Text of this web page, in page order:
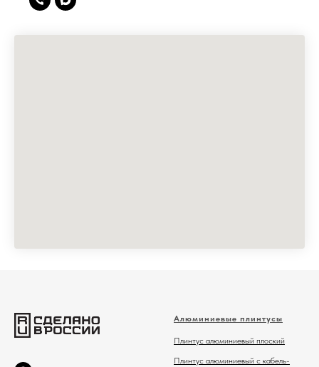
Алюминиевые плинтусы
Плинтус алюминиевый плоский
Плинтус алюминиевый с кабель-